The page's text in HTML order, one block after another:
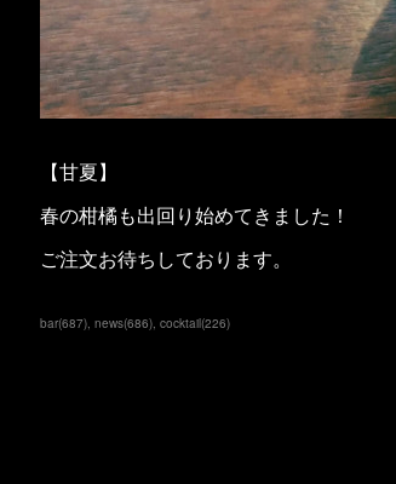
【甘夏】
春の柑橘も出回り始めてきました！
ご注文お待ちしております。
bar(687) news(686) cocktail(226)